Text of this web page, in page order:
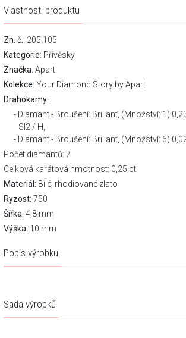
Vlastnosti produktu
Zn. č. : 205.105
Kategorie: Přívěsky
Značka: Apart
Kolekce: Your Diamond Story by Apart
Drahokamy:
Diamant - Broušení: Briliant, (Množství: 1)
SI2 / H,
Diamant - Broušení: Briliant, (Množství: 6)
Počet diamantů: 7
Celková karátová hmotnost: 0,25 ct
Materiál: Bílé, rhodiované zlato
Ryzost: 750
Šířka: 4,8 mm
Výška: 10 mm
Popis výrobku
Sada výrobků